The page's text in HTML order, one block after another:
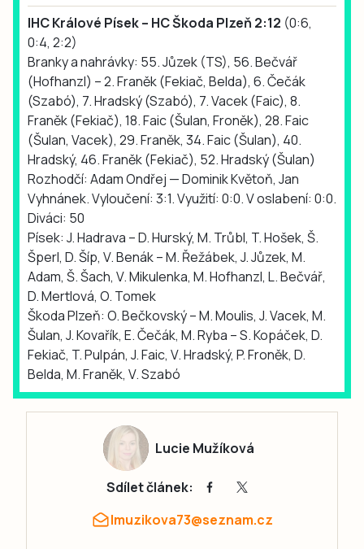
IHC Králové Písek – HC Škoda Plzeň 2:12 (0:6,
0:4, 2:2)
Branky a nahrávky: 55. Jůzek (TS), 56. Bečvář
(Hofhanzl) – 2. Franěk (Fekiač, Belda), 6. Čečák
(Szabó), 7. Hradský (Szabó), 7. Vacek (Faic), 8.
Franěk (Fekiač), 18. Faic (Šulan, Froněk), 28. Faic
(Šulan, Vacek), 29. Franěk, 34. Faic (Šulan), 40.
Hradský, 46. Franěk (Fekiač), 52. Hradský (Šulan)
Rozhodčí: Adam Ondřej — Dominik Květoň, Jan
Vyhnánek. Vyloučení: 3:1. Využití: 0:0. V oslabení: 0:0.
Diváci: 50
Písek: J. Hadrava – D. Hurský, M. Trůbl, T. Hošek, Š.
Šperl, D. Šíp, V. Benák – M. Řežábek, J. Jůzek, M.
Adam, Š. Šach, V. Mikulenka, M. Hofhanzl, L. Bečvář,
D. Mertlová, O. Tomek
Škoda Plzeň: O. Bečkovský – M. Moulis, J. Vacek, M.
Šulan, J. Kovařík, E. Čečák, M. Ryba – S. Kopáček, D.
Fekiač, T. Pulpán, J. Faic, V. Hradský, P. Froněk, D.
Belda, M. Franěk, V. Szabó
Lucie Mužíková
Sdílet článek:
lmuzikova73@seznam.cz